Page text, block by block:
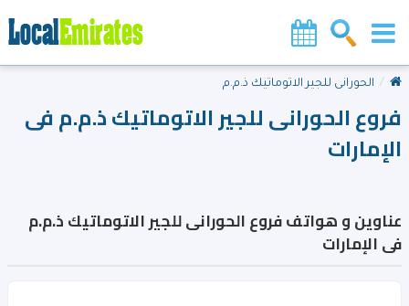
الحورانى للجير الاتوماتيك ذ.م.م
فروع الحورانى للجير الاتوماتيك ذ.م.م فى
الإمارات
عناوين و هواتف فروع الحورانى للجير الاتوماتيك ذ.م.م
فى الإمارات